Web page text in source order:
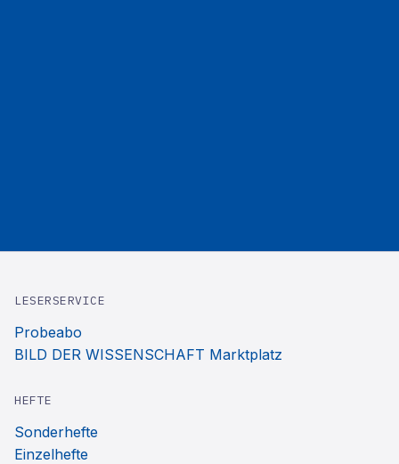
LESERSERVICE
Probeabo
BILD DER WISSENSCHAFT Marktplatz
HEFTE
Sonderhefte
Einzelhefte